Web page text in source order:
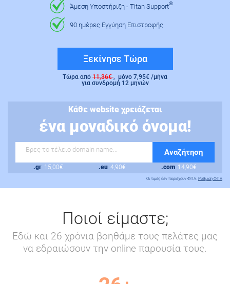
Άμεση Υποστήριξη - Titan Support®
90 ημέρες Εγγύηση Επιστροφής
Ξεκίνησε Τώρα
Τώρα από 11,36€ , μόνο 7,95€ /μήνα
για συνδρομή 12 μηνών
Κάθε website χρειάζεται
ένα μοναδικό όνομα!
Αναζήτηση
.gr 15,00€ .eu 4,90€ .com 14,90€
Οι τιμές δεν περιέχουν ΦΠΑ. Ρύθμιση ΦΠΑ
Ποιοί είμαστε;
Εδώ και 26 χρόνια βοηθάμε τους πελάτες μας
να εδραιώσουν την online παρουσία τους.